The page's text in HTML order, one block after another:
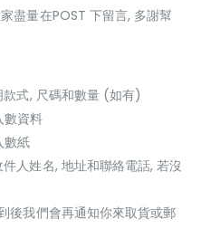
盡量在POST 下留言, 多謝幫
款式, 尺碼和數量 (如有)
數資料
數紙
人姓名, 地址和聯絡電話, 若沒
後我們會再通知你來取貨或郵